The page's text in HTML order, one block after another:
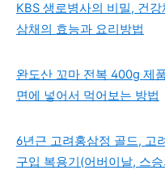
KBS 생로병사의 비밀, 건
삼채의 효능과 요리방법
완도산 꼬마 전복 400g 제
면에 넣어서 먹어보는 방법
6년근 고려홍삼정 골드, 고
구입 복용기(어버이날, 스